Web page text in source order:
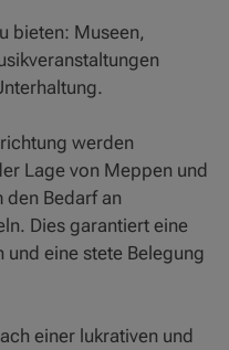
bieten: Museen,
werden
Lage von Meppen und
Bedarf an
Dies garantiert eine
eine stete Belegung
einer lukrativen und